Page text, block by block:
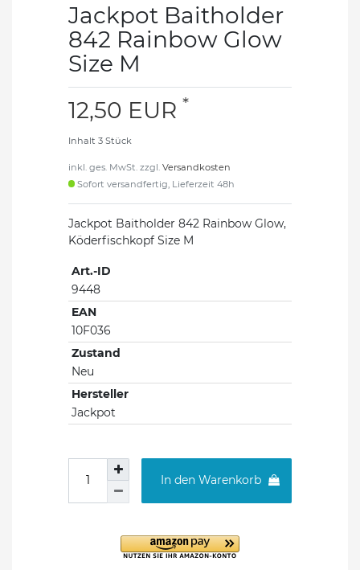
Jackpot Baitholder
842 Rainbow Glow
Size M
12,50 EUR *
Inhalt 3 Stück
inkl. ges. MwSt. zzgl. Versandkosten
Sofort versandfertig, Lieferzeit 48h
Jackpot Baitholder 842 Rainbow Glow,
Köderfischkopf Size M
Art.-ID
9448
EAN
10F036
Zustand
Neu
Hersteller
Jackpot
In den Warenkorb